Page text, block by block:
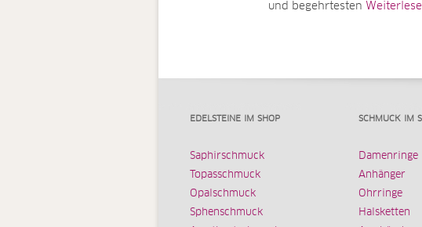
und begehrtesten
EDELSTEINE IM SHOP
Saphirschmuck
Topasschmuck
Opalschmuck
Sphenschmuck
SCHMUCK IM
Damenringe
Anhänger
Ohrringe
Halsketten